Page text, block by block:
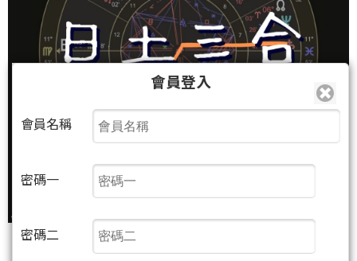
會員登入
會員名稱
密碼一
密碼二